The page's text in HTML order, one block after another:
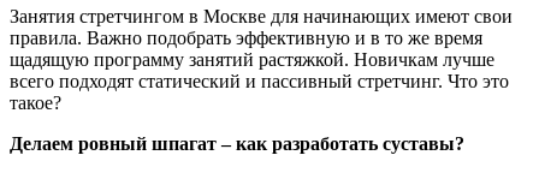
Занятия стретчингом в Москве для начинающих имеют свои
правила. Важно подобрать эффективную и в то же время
щадящую программу занятий растяжкой. Новичкам лучше
всего подходят статический и пассивный стретчинг. Что это
такое?
Делаем ровный шпагат – как разработать суставы?